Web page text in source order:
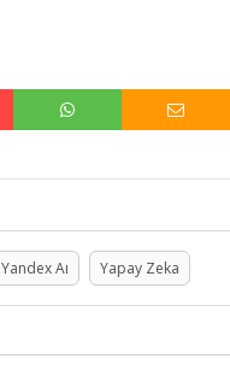
Yandex Aı Yapay Zeka